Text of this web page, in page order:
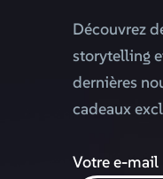
Découvrez
storytelling
dernières
cadeaux
Votre e-mail